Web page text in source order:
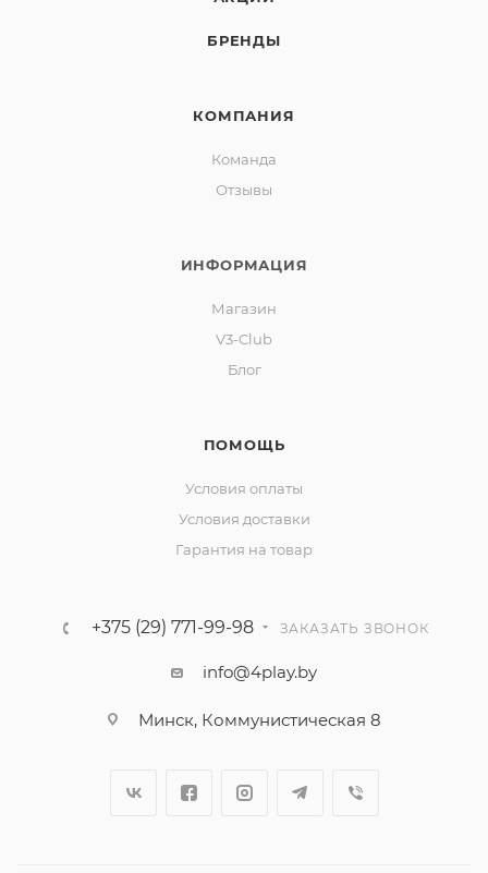
БРЕНДЫ
КОМПАНИЯ
Команда
Отзывы
ИНФОРМАЦИЯ
Магазин
V3-Club
Блог
ПОМОЩЬ
Условия оплаты
Условия доставки
Гарантия на товар
+375 (29) 771-99-98 ЗАКАЗАТЬ ЗВОНОК
info@4play.by
Минск, Коммунистическая 8